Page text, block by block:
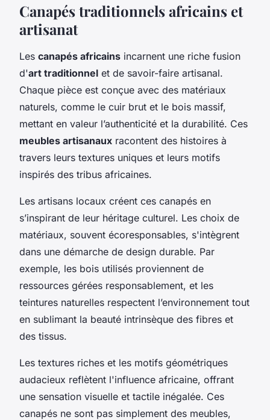
Canapés traditionnels africains et
artisanat
Les canapés africains incarnent une riche fusion
d'art traditionnel et de savoir-faire artisanal.
Chaque pièce est conçue avec des matériaux
naturels, comme le cuir brut et le bois massif,
mettant en valeur l’authenticité et la durabilité. Ces
meubles artisanaux racontent des histoires à
travers leurs textures uniques et leurs motifs
inspirés des tribus africaines.
Les artisans locaux créent ces canapés en
s’inspirant de leur héritage culturel. Les choix de
matériaux, souvent écoresponsables, s'intègrent
dans une démarche de design durable. Par
exemple, les bois utilisés proviennent de
ressources gérées responsablement, et les
teintures naturelles respectent l’environnement tout
en sublimant la beauté intrinsèque des fibres et
des tissus.
Les textures riches et les motifs géométriques
audacieux reflètent l'influence africaine, offrant
une sensation visuelle et tactile inégalée. Ces
canapés ne sont pas simplement des meubles,